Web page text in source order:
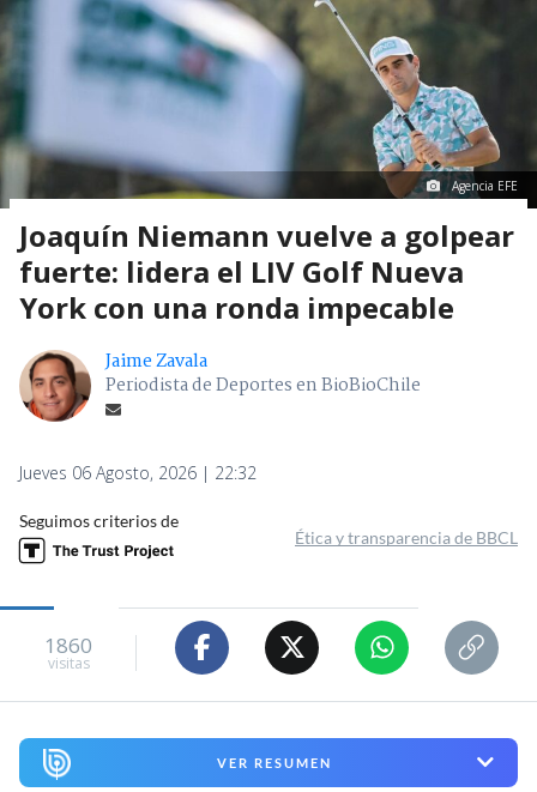
Agencia EFE
Joaquín Niemann vuelve a golpear
fuerte: lidera el LIV Golf Nueva
York con una ronda impecable
Jaime Zavala
Periodista de Deportes en BioBioChile
Jueves 06 Agosto, 2026 | 22:32
Seguimos criterios de
Ética y transparencia de BBCL
1860
visitas
VER RESUMEN